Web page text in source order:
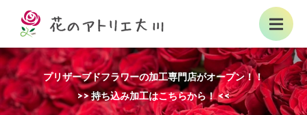
プリザーブドフラワーの加工専門店がオープン！！
>> 持ち込み加工はこちらから！ <<